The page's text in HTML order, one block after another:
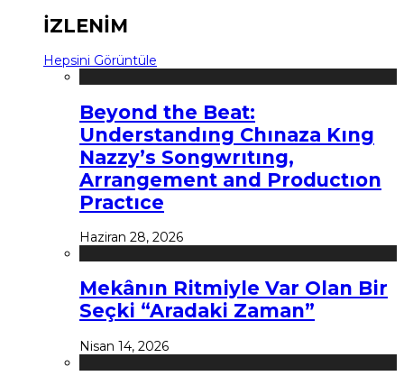
İZLENİM
Hepsini Görüntüle
Beyond the Beat:
Understandıng Chınaza Kıng
Nazzy’s Songwrıtıng,
Arrangement and Productıon
Practıce
Haziran 28, 2026
Mekânın Ritmiyle Var Olan Bir
Seçki “Aradaki Zaman”
Nisan 14, 2026